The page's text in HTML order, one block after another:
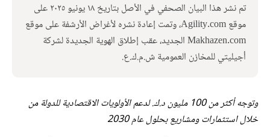
تم نشر هذا البيان الصحفي في الأصل بتاريخ ١٨ يونيو ٢٠٢٥ على
موقع Agility.com، وتمت إعادة نشره لأغراض الأرشفة على موقع
Makhazen.com الجديد، عقب إطلاق الهوية الجديدة لشركة
أجيليتي للمخازن العمومية ش.م.ك.ع.
وتوجه أكثر من 100 مليون د.ك. لدعم الأولويات الاقتصادية للدولة من
خلال استثمارات ومشاريع بحلول عام 2030